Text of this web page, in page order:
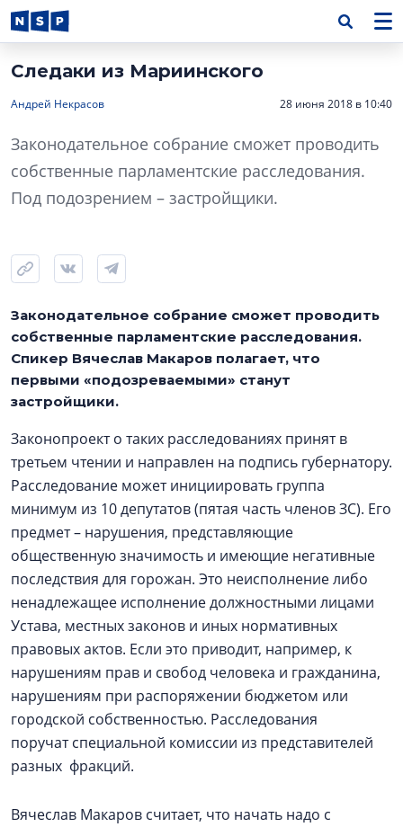
Следаки из Мариинского
Андрей Некрасов 28 июня 2018 в 10:40
Законодательное собрание сможет проводить
собственные парламентские расследования.
Под подозрением – застройщики.
Законодательное собрание сможет проводить
собственные парламентские расследования.
Спикер Вячеслав Макаров полагает, что
первыми «подозреваемыми» станут
застройщики.
Законопроект о таких расследованиях принят в
третьем чтении и направлен на подпись губернатору.
Расследование может инициировать группа
минимум из 10 депутатов (пятая часть членов ЗС). Его
предмет – нарушения, представляющие
общественную значимость и имеющие негативные
последствия для горожан. Это неисполнение либо
ненадлежащее исполнение должностными лицами
Устава, местных законов и иных нормативных
правовых актов. Если это приводит, например, к
нарушениям прав и свобод человека и гражданина,
нарушениям при распоряжении бюджетом или
городской собственностью. Расследования
поручат специальной комиссии из представителей
разных фракций.
Вячеслав Макаров считает, что начать надо с